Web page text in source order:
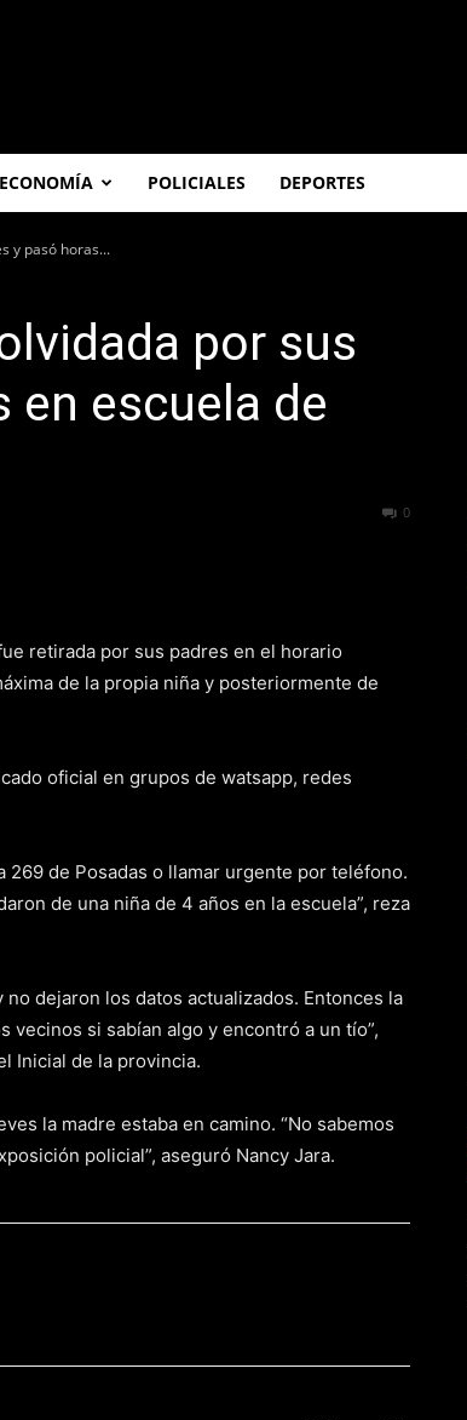
ECONOMÍA POLICIALES DEPORTES
y pasó horas...
por sus
en escuela de
0
retirada por sus padres en el horario
de la propia niña y posteriormente de
oficial en grupos de watsapp, redes
269 de Posadas o llamar urgente por teléfono.
de una niña de 4 años en la escuela”, reza
dejaron los datos actualizados. Entonces la
vecinos si sabían algo y encontró a un tío”,
Inicial de la provincia.
la madre estaba en camino. “No sabemos
policial”, aseguró Nancy Jara.